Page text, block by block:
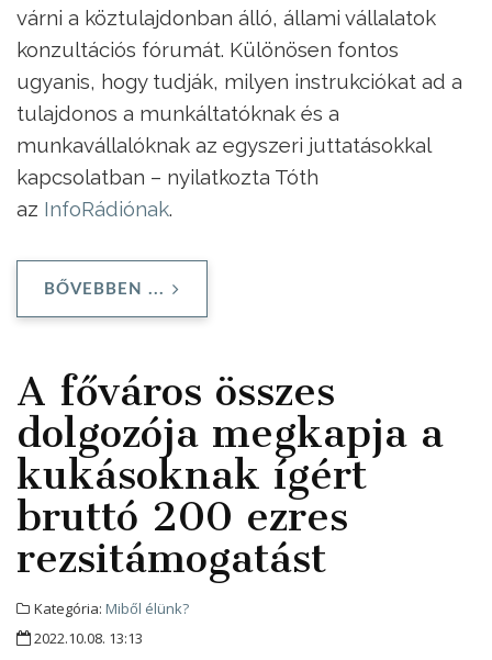
várni a köztulajdonban álló, állami vállalatok
konzultációs fórumát. Különösen fontos
ugyanis, hogy tudják, milyen instrukciókat ad a
tulajdonos a munkáltatóknak és a
munkavállalóknak az egyszeri juttatásokkal
kapcsolatban – nyilatkozta Tóth
az InfoRádiónak.
BŐVEBBEN ...
A főváros összes
dolgozója megkapja a
kukásoknak ígért
bruttó 200 ezres
rezsitámogatást
Kategória: Miből élünk?
2022.10.08. 13:13